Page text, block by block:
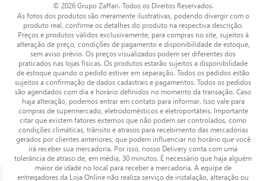
© 2026 Grupo Zaffari. Todos os Direitos Reservados.
As fotos dos produtos são meramente ilustrativas, podendo divergir com o
produto real, confirme os detalhes do produto na respectiva descrição.
Preços e produtos válidos exclusivamente, para compras no site, sujeitos à
alteração de preço, condições de pagamento e disponibilidade de estoque,
sem aviso prévio. Os preços visualizados podem ser diferentes dos
praticados nas lojas físicas. Os produtos estarão sujeitos a disponibilidade
de estoque quando o pedido estiver em separação. Todos os pedidos estão
sujeitos a confirmação de dados cadastrais e pagamentos. Todos os pedidos
são agendados com dia e horário definidos no momento da transação. Caso
haja alteração, podemos entrar em contato para informar. Isso vale para
compras de supermercado, eletrodomésticos e eletroportáteis. Importante
citar que existem fatores externos que não podem ser controlados, como
condições climáticas, trânsito e atrasos para recebimento das mercadorias
gerados por clientes anteriores, que podem influenciar no horário que você
irá receber sua mercadoria. Por isso, nosso Delivery conta com uma
tolerância de atraso de, em média, 30 minutos. É necessário que haja alguém
maior de idade no local para receber a mercadoria. A equipe de
entregadores da Loja Online não realiza serviço de instalação, alteração ou